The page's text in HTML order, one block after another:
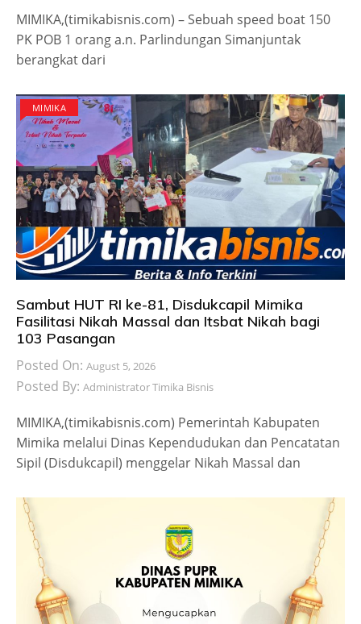
MIMIKA,(timikabisnis.com) – Sebuah speed boat 150
PK POB 1 orang a.n. Parlindungan Simanjuntak
berangkat dari
MIMIKA
Sambut HUT RI ke-81, Disdukcapil Mimika
Fasilitasi Nikah Massal dan Itsbat Nikah bagi
103 Pasangan
Posted On: August 5, 2026
Posted By: Administrator Timika Bisnis
MIMIKA,(timikabisnis.com) Pemerintah Kabupaten
Mimika melalui Dinas Kependudukan dan Pencatatan
Sipil (Disdukcapil) menggelar Nikah Massal dan